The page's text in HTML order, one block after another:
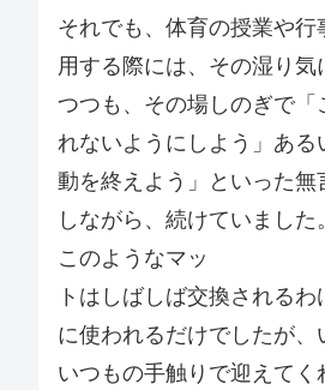
それでも、体育の授業や行
用する際には、その湿り気
つつも、その場しのぎで「
れないようにしよう」ある
動を終えよう」といった無
しながら、続けていました。
このようなマッ
トはしばしば交換される
に使われるだけでしたが、
いつもの手触りで迎えてく